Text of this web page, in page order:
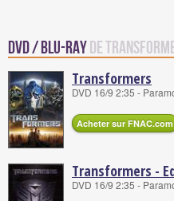
DVD / Blu-Rayde
Transformers
DVD 16/9 2:35 -
Acheter sur FNAC.com
Transformers -
DVD 16/9 2:35 -